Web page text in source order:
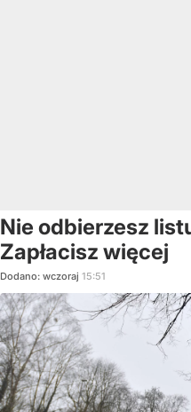
Nie odbierzesz
Zapłacisz więcej
Dodano: wczoraj 15:51